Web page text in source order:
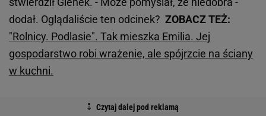
dodał. Oglądaliście ten odcinek? ZOBACZ TEŻ:
"Rolnicy. Podlasie". Tak mieszka Emilia. Jej
gospodarstwo robi wrażenie, ale spójrzcie na ściany
w kuchni.